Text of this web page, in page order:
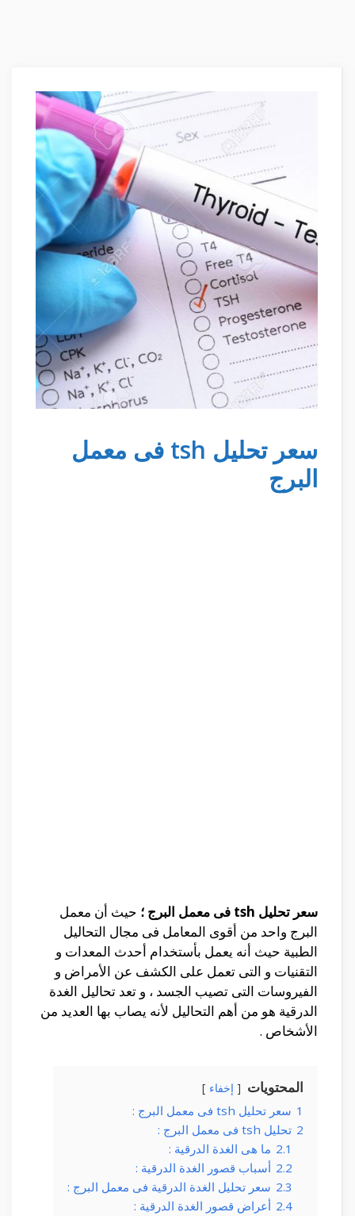
سعر تحليل tsh فى معمل
البرج
سعر تحليل tsh فى معمل البرج ؛
حيث أن معمل
البرج واحد من أقوى المعامل فى مجال التحاليل
الطبية حيث أنه يعمل بأستخدام أحدث المعدات و
التقنيات و التى تعمل على الكشف عن الأمراض و
الفيروسات التى تصيب الجسد ، و تعد تحاليل الغدة
الدرقية هو من أهم التحاليل لأنه يصاب بها العديد من
الأشخاص .
المحتويات إخفاء
1 سعر تحليل tsh فى معمل البرج :
2 تحليل tsh فى معمل البرج :
2.1 ما هى الغدة الدرقية :
2.2 أسباب قصور الغدة الدرقية :
2.3 سعر تحليل الغدة الدرقية فى معمل البرج :
2.4 أعراض قصور الغدة الدرقية :